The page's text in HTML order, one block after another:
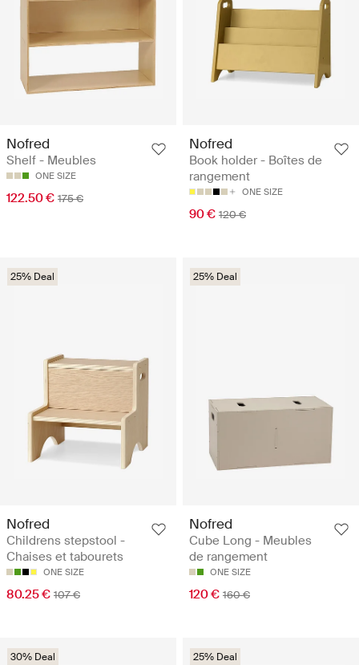
Nofred
Shelf - Meubles
ONE SIZE
122.50 € 175 €
Nofred
Book holder - Boîtes de
rangement
ONE SIZE
90 € 120 €
25% Deal
Nofred
Childrens stepstool -
Chaises et tabourets
ONE SIZE
80.25 € 107 €
25% Deal
Nofred
Cube Long - Meubles
de rangement
ONE SIZE
120 € 160 €
30% Deal 25% Deal